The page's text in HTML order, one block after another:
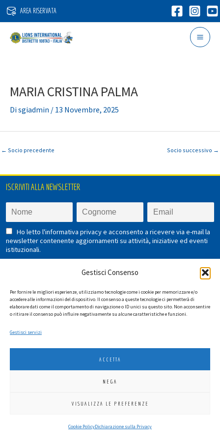
Gestisci Consenso
Per fornire le migliori esperienze, utilizziamo tecnologie come i cookie per memorizzare e/o
accedere alle informazioni del dispositivo. Il consenso a queste tecnologie ci permetterà di
elaborare dati come il comportamento di navigazione o ID unici su questo sito. Non acconsentire
o ritirare il consenso può influire negativamente su alcune caratteristiche e funzioni.
Gestisci servizi
ACCETTA
NEGA
VISUALIZZA LE PREFERENZE
Cookie PolicyDichiarazione sulla Privacy
Vai
contenuto
AREA RISERVATA
MARIA CRISTINA PALMA
Disgiadmin / 13 Novembre, 2025
← Socio precedente Socio successivo →
ISCRIVITI ALLA NEWSLETTER
Ho letto l'informativa privacy e acconsento a ricevere via e-mail la
newsletter contenente aggiornamenti su attività, iniziative ed eventi
istituzionali.
2026SGI LAB SRL